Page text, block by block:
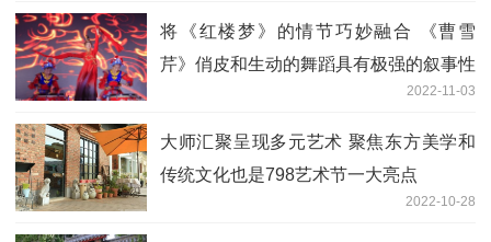
将《红楼梦》的情节巧妙融合 《曹雪
芹》俏皮和生动的舞蹈具有极强的叙事性
2022-11-03
大师汇聚呈现多元艺术 聚焦东方美学和
传统文化也是798艺术节一大亮点
2022-10-28